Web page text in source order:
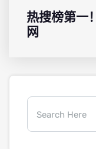
热搜榜第一
网